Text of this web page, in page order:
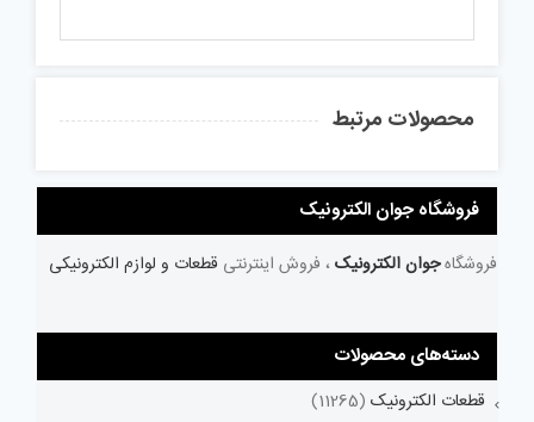
محصولات مرتبط
فروشگاه جوان الکترونیک
فروشگاهجوان الکترونیک ، فروش اینترنتی قطعات و لوازم الکترونیکی
دسته‌های محصولات
قطعات الکترونیک (11265)